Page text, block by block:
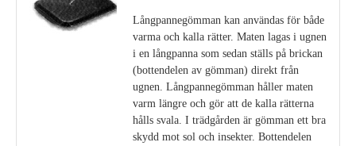
Långpannegömman kan användas för både
varma och kalla rätter. Maten lagas i ugnen
i en långpanna som sedan ställs på brickan
(bottendelen av gömman) direkt från
ugnen. Långpannegömman håller maten
varm längre och gör att de kalla rätterna
hålls svala. I trädgården är gömman ett bra
skydd mot sol och insekter. Bottendelen